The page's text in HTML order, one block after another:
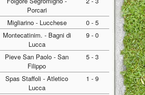
Porcari
Migliarino - Lucchese
0 - 5
Montecatinim. - Bagni di
Lucca
9 - 0
Pieve San Paolo - San
Filippo
5 - 3
Spas Staffoli - Atletico
Lucca
1 - 9